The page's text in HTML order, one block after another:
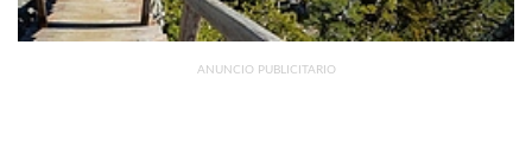
ANUNCIO PUBLICITARIO